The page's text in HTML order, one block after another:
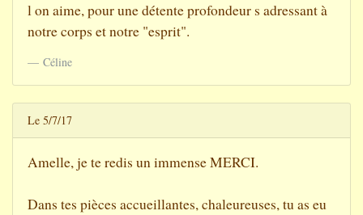
l on aime, pour une détente profondeur s adressant à
notre corps et notre "esprit".
Céline
Le 5/7/17
Amelle, je te redis un immense MERCI.
Dans tes pièces accueillantes, chaleureuses, tu as eu